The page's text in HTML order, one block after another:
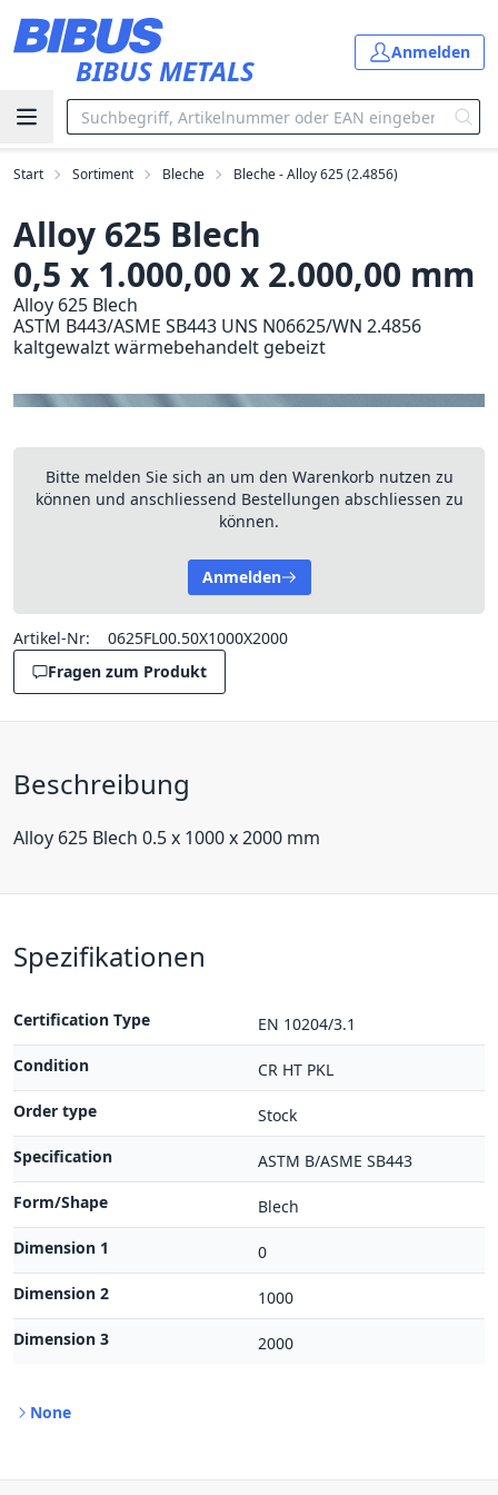
BIBUS METALS
Anmelden
Start Sortiment Bleche Bleche - Alloy 625 (2.4856)
Alloy 625 Blech
0,5 x 1.000,00 x 2.000,00 mm
Alloy 625 Blech
ASTM B443/ASME SB443 UNS N06625/WN 2.4856
kaltgewalzt wärmebehandelt gebeizt
Bitte melden Sie sich an um den Warenkorb nutzen zu
können und anschliessend Bestellungen abschliessen zu
können.
Anmelden
Artikel-Nr:
0625FL00.50X1000X2000
Fragen zum Produkt
Beschreibung
Alloy 625 Blech 0.5 x 1000 x 2000 mm
Spezifikationen
Certification Type
EN 10204/3.1
Condition
CR HT PKL
Order type
Stock
Specification
ASTM B/ASME SB443
Form/Shape
Blech
Dimension 1
0
Dimension 2
1000
Dimension 3
2000
None